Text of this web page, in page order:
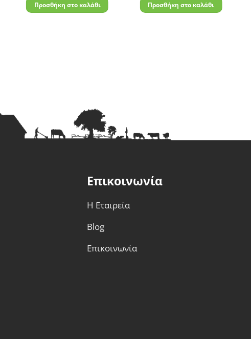
Προσθήκη στο καλάθι Προσθήκη στο καλάθι
Επικοινωνία
Η Εταιρεία
Blog
Επικοινωνία